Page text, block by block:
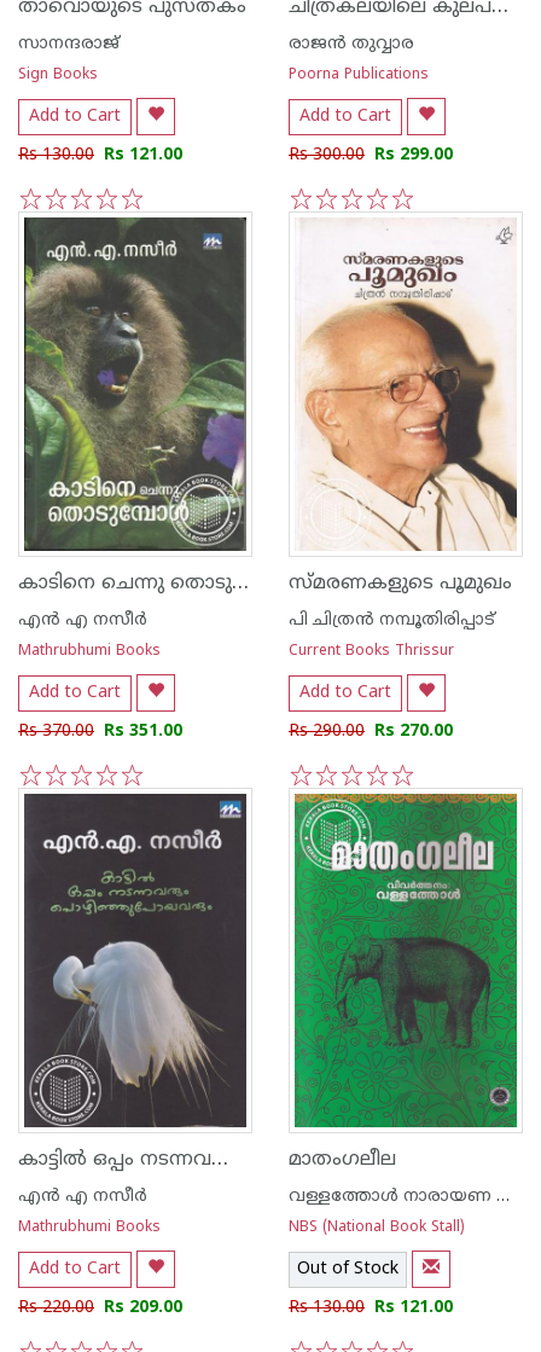
താവൊയുടെ പുസ്തകം
സാനന്ദരാജ്
Sign Books
Add to Cart
Rs 130.00 Rs 121.00
5
4
3
2
1
ചിത്രകലയിലെ കുലപതികള്‍
രാജ‌ന്‍ തുവ്വാര
Poorna Publications
Add to Cart
Rs 300.00 Rs 299.00
5
4
3
2
1
കാടിനെ ചെന്നു തൊടുമ്പോള്‍
എന്‍ എ നസീര്‍
Mathrubhumi Books
Add to Cart
Rs 370.00 Rs 351.00
5
4
3
2
1
സ്മരണകളുടെ പൂമുഖം
പി ചിത്രന്‍ നമ്പൂതിരിപ്പാട്
Current Books Thrissur
Add to Cart
Rs 290.00 Rs 270.00
5
4
3
2
1
കാട്ടില്‍ ഒപ്പം നടന്നവരും പൊഴിഞ്ഞു പോയവരും
എന്‍ എ നസീര്‍
Mathrubhumi Books
Add to Cart
Rs 220.00 Rs 209.00
മാതംഗലീല
വള്ളത്തോള്‍ നാരായണ മേനോന്‍
NBS (National Book Stall)
Out of Stock
Rs 130.00 Rs 121.00